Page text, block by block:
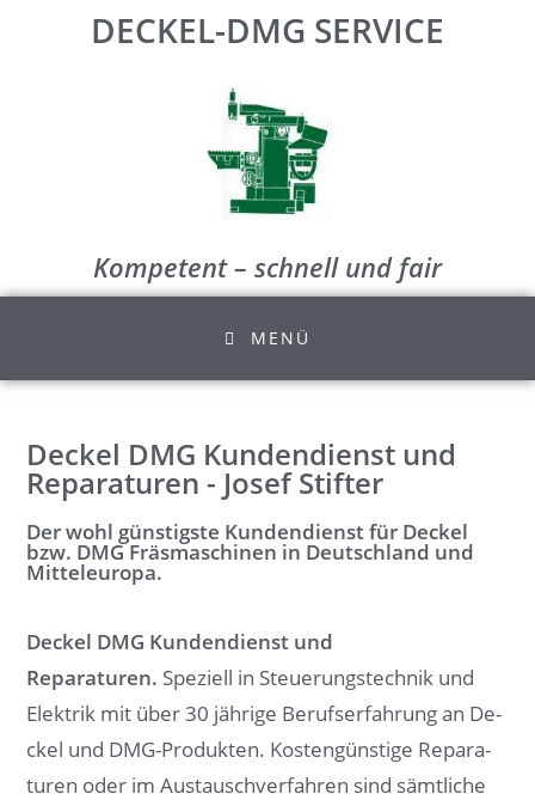
DECKEL-DMG SERVICE
Kompetent – schnell und fair
MENÜ
Deckel DMG Kundendienst und
Reparaturen - Josef Stifter
Der wohl günstigste Kundendienst für Deckel
bzw. DMG Fräsmaschinen in Deutschland und
Mitteleuropa.
Deckel DMG Kundendienst und
Reparaturen. Spe­zi­ell in Steue­rungs­tech­nik und
Elek­trik mit über 30 jäh­ri­ge Be­rufs­er­fah­rung an De­
ckel und DMG-Pro­duk­ten. Kos­ten­güns­ti­ge Re­pa­ra­
tu­ren oder im Aus­tausch­­verfahren sind sämt­li­che